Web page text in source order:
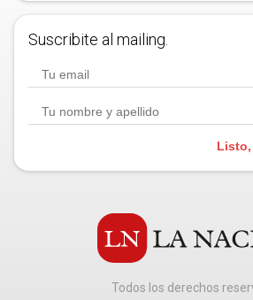
Suscribite al mailing.
Todos los derechos